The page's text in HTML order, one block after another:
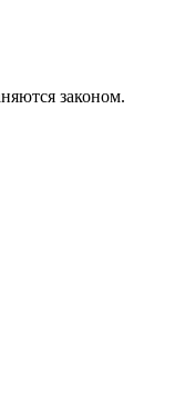
законом.